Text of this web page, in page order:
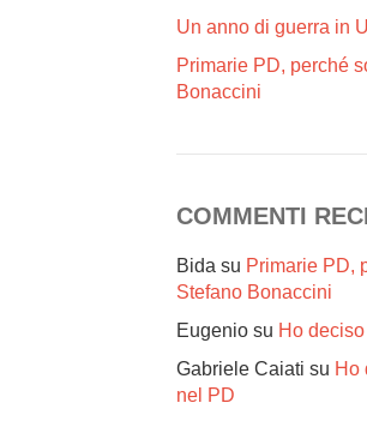
Un anno di guerra in
Primarie PD, perché
Bonaccini
COMMENTI
Bida su Primarie PD,
Stefano Bonaccini
Eugenio su Ho
Gabriele Caiati su Ho
nel PD